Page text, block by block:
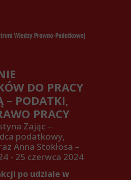
DO PRACY
– PODATKI,
PRACY
Zając –
podatkowy,
Anna Stokłosa –
- 25 czerwca 2024
po udziale w